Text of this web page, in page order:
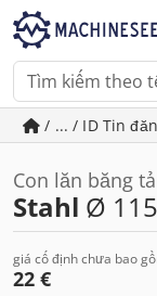
/ ... / ID Tin
Con lăn băng
Stahl Ø
giá cố định chưa bao
22 €